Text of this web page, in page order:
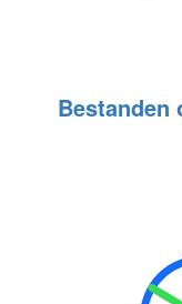
Bestanden